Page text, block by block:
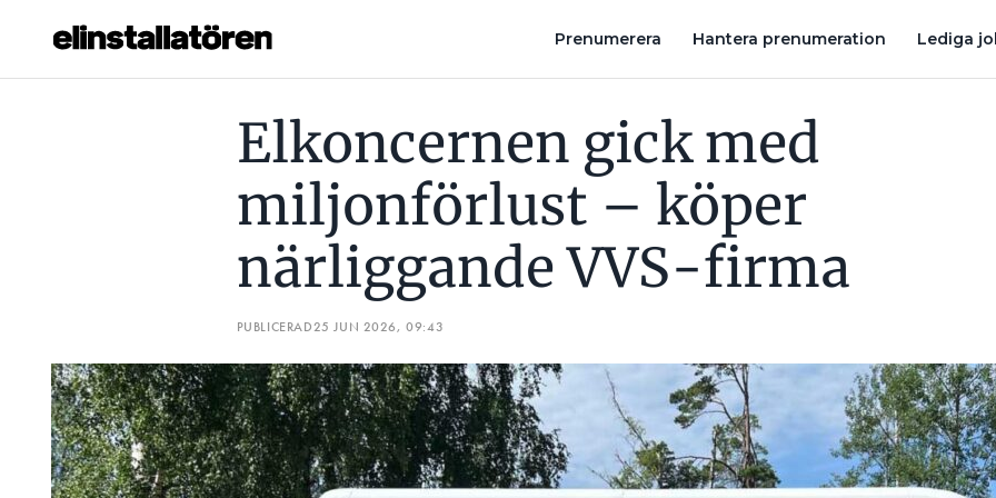
Prenumerera Hantera prenumeration Lediga
Hantera prenumeration
Läs E-tidningen
Om tidningen
Kontakt
Personuppgifter
Elkoncernen gick med
miljonförlust – köper
närliggande VVS-firma
PUBLICERAD25 JUN 2026, 09:43
ELKONCERNEN GICK MED MILJONFÖRLUST – KÖPER NÄRLIGGANDE VVS-FIRMA STORKONCERN KÖPER UNGT